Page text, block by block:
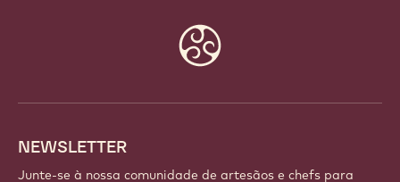
NEWSLETTER
Junte-se à nossa comunidade de artesãos e chefs para